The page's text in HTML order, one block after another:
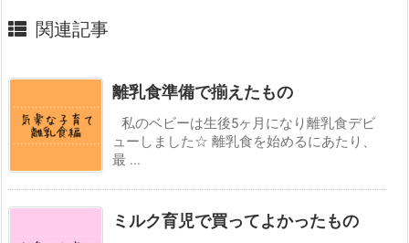
関連記事
離乳食準備で揃えたもの
私のベビーは生後5ヶ月になり離乳食デビ
ューしました☆ 離乳食を始めるにあたり、
最 ...
ミルク育児で買ってよかったもの